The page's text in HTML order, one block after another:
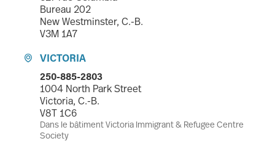
Bureau 202
New Westminster, C.-B.
V3M 1A7

VICTORIA
250-885-2803
1004 North Park Street
Victoria, C.-B.
V8T 1C6
Dans le bâtiment Victoria Immigrant & Refugee Centre
Society